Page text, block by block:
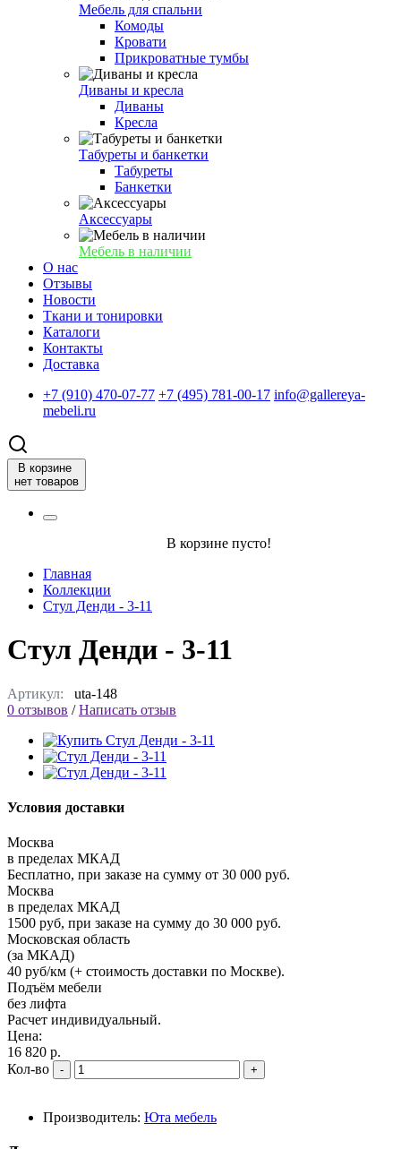
Мебель для спальни
Комоды
Кровати
Прикроватные тумбы
Диваны и кресла
Диваны
Кресла
Табуреты и банкетки
Табуреты
Банкетки
Аксессуары
Мебель в наличии
О нас
Отзывы
Новости
Ткани и тонировки
Каталоги
Контакты
Доставка
+7 (910) 470-07-77 +7 (495) 781-00-17 info@gallereya-
mebeli.ru
В корзине
нет товаров
В корзине пусто!
Главная
Коллекции
Стул Денди - 3-11
Стул Денди - 3-11
Артикул: uta-148
0 отзывов /Написать отзыв
Условия доставки
Москва
в пределах МКАД
Бесплатно, при заказе на сумму от 30 000 руб.
Москва
в пределах МКАД
1500 руб, при заказе на сумму до 30 000 руб.
Московская область
(за МКАД)
40 руб/км (+ стоимость доставки по Москве).
Подъём мебели
без лифта
Расчет индивидуальный.
Цена:
16 820 р.
Кол-во
- +
Производитель: Юта мебель